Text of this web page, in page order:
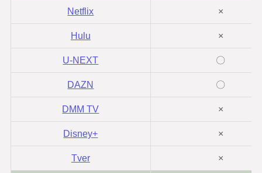
Netflix ×
Hulu ×
U-NEXT 〇
DAZN 〇
DMM TV ×
Disney+ ×
Tver ×